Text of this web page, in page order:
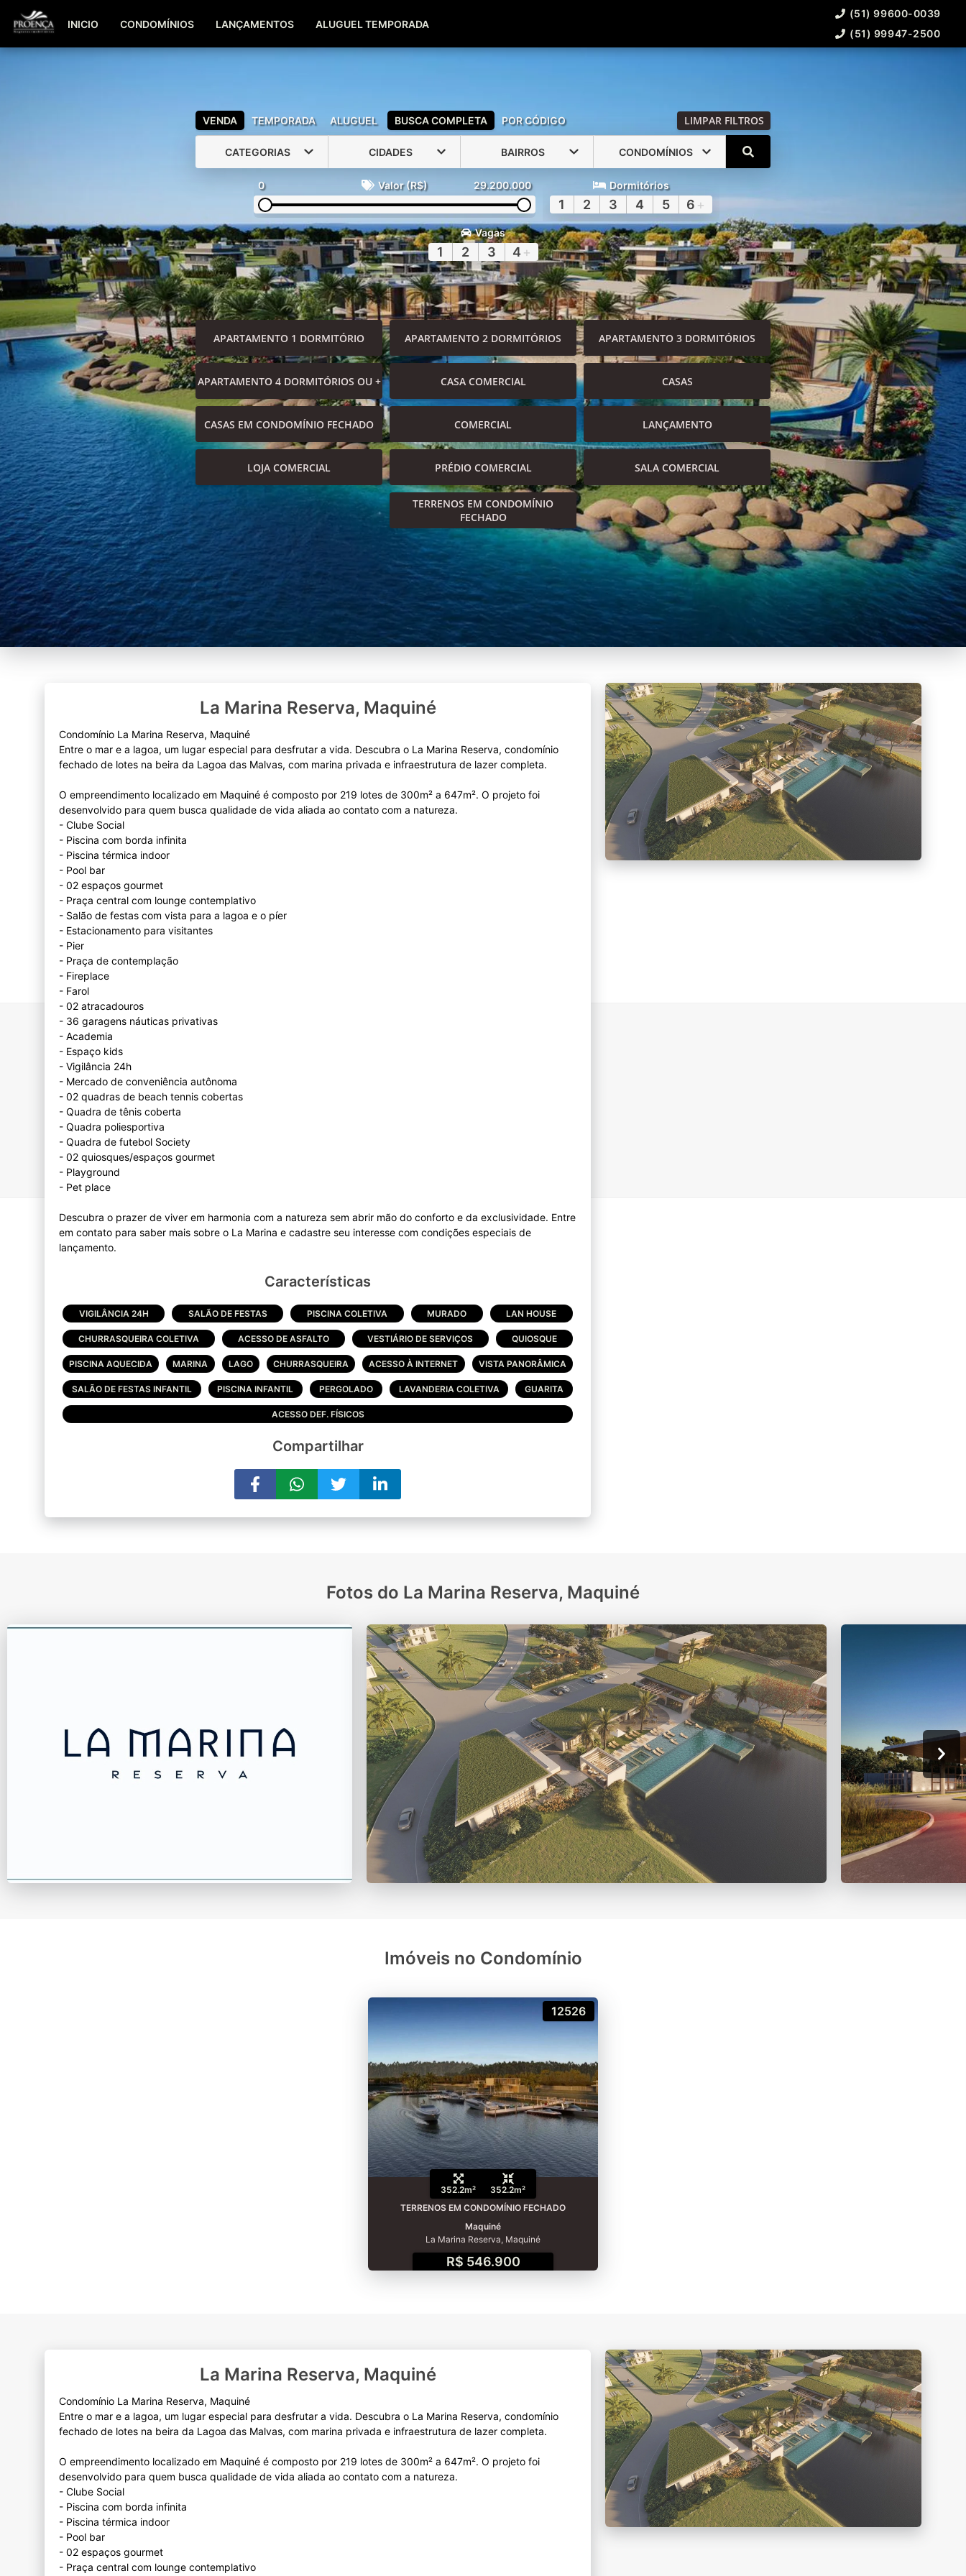
(51) 99600-0039
INICIO CONDOMÍNIOS LANÇAMENTOS ALUGUEL TEMPORADA
(51) 99600-0039
(51) 99947-2500
VENDA TEMPORADA ALUGUEL BUSCA COMPLETA POR CÓDIGO LIMPAR FILTROS
CATEGORIAS CIDADES BAIRROS CONDOMÍNIOS
0 Valor (R$) 29.200.000 Dormitórios
1 2 3 4 5 6 +
Vagas
1 2 3 4 +
APARTAMENTO 1 DORMITÓRIO APARTAMENTO 2 DORMITÓRIOS APARTAMENTO 3 DORMITÓRIOS
APARTAMENTO 4 DORMITÓRIOS OU + CASA COMERCIAL CASAS
CASAS EM CONDOMÍNIO FECHADO COMERCIAL LANÇAMENTO
LOJA COMERCIAL PRÉDIO COMERCIAL SALA COMERCIAL
TERRENOS EM CONDOMÍNIO
FECHADO
La Marina Reserva, Maquiné
Condomínio La Marina Reserva, Maquiné
Entre o mar e a lagoa, um lugar especial para desfrutar a vida. Descubra o La Marina Reserva, condomínio
fechado de lotes na beira da Lagoa das Malvas, com marina privada e infraestrutura de lazer completa.
O empreendimento localizado em Maquiné é composto por 219 lotes de 300m² a 647m². O projeto foi
desenvolvido para quem busca qualidade de vida aliada ao contato com a natureza.
- Clube Social
- Piscina com borda infinita
- Piscina térmica indoor
- Pool bar
- 02 espaços gourmet
- Praça central com lounge contemplativo
- Salão de festas com vista para a lagoa e o píer
- Estacionamento para visitantes
- Pier
- Praça de contemplação
- Fireplace
- Farol
- 02 atracadouros
- 36 garagens náuticas privativas
- Academia
- Espaço kids
- Vigilância 24h
- Mercado de conveniência autônoma
- 02 quadras de beach tennis cobertas
- Quadra de tênis coberta
- Quadra poliesportiva
- Quadra de futebol Society
- 02 quiosques/espaços gourmet
- Playground
- Pet place
Descubra o prazer de viver em harmonia com a natureza sem abrir mão do conforto e da exclusividade. Entre
em contato para saber mais sobre o La Marina e cadastre seu interesse com condições especiais de
Características
VIGILÂNCIA 24H SALÃO DE FESTAS PISCINA COLETIVA MURADO LAN HOUSE
CHURRASQUEIRA COLETIVA ACESSO DE ASFALTO VESTIÁRIO DE SERVIÇOS QUIOSQUE
PISCINA AQUECIDA MARINA LAGO CHURRASQUEIRA ACESSO À INTERNET VISTA PANORÂMICA
SALÃO DE FESTAS INFANTIL PISCINA INFANTIL PERGOLADO LAVANDERIA COLETIVA GUARITA
ACESSO DEF. FÍSICOS
Compartilhar
Fotos do La Marina Reserva, Maquiné
Imóveis no Condomínio
12526
352.2m²
352.2m²
TERRENOS EM CONDOMÍNIO FECHADO
Maquiné
La Marina Reserva, Maquiné
R$ 546.900
La Marina Reserva, Maquiné
Condomínio La Marina Reserva, Maquiné
Entre o mar e a lagoa, um lugar especial para desfrutar a vida. Descubra o La Marina Reserva, condomínio
fechado de lotes na beira da Lagoa das Malvas, com marina privada e infraestrutura de lazer completa.
O empreendimento localizado em Maquiné é composto por 219 lotes de 300m² a 647m². O projeto foi
desenvolvido para quem busca qualidade de vida aliada ao contato com a natureza.
- Clube Social
- Piscina com borda infinita
- Piscina térmica indoor
- Pool bar
- 02 espaços gourmet
- Praça central com lounge contemplativo